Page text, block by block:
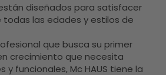
diseñados para satisfacer
todas las edades y estilos de
que busca su primer
crecimiento que necesita
y funcionales, Mc HAUS tiene la